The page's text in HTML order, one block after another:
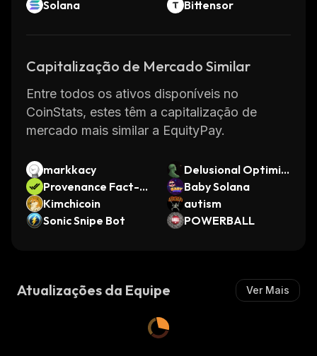
Solana Bittensor
Capitalização de Mercado Similar
Entre todos os ativos disponíveis no
CoinStats, estes têm a capitalização de
mercado mais similar a EquityPay.
markkacy
Delusional Optimis
t
Provenance Fact-c
heck
Baby Solana
Kimchicoin
autism
Sonic Snipe Bot
POWERBALL
Atualizações da Equipe Ver Mais